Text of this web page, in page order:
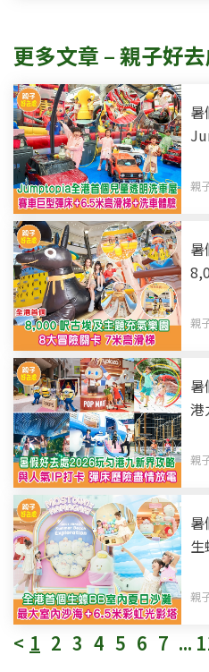
更多文章 – 親子好
暑
米
親
親
港
更
親
生
親
< 1 2 3 4 5 6 7 ...